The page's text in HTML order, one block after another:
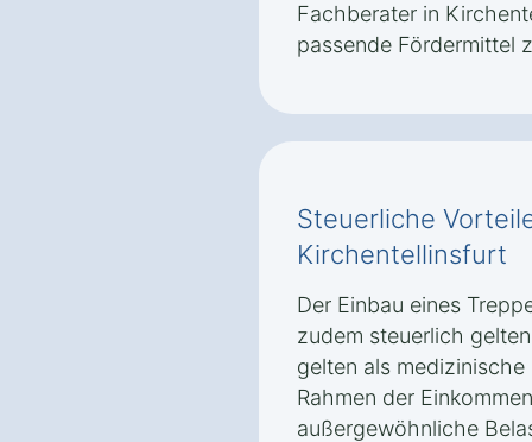
Fachberater in
passende Fördermittel
Steuerliche
Kirchentellinsfurt
Der Einbau eines
zudem steuerlich
gelten als
Rahmen der
außergewöhnliche